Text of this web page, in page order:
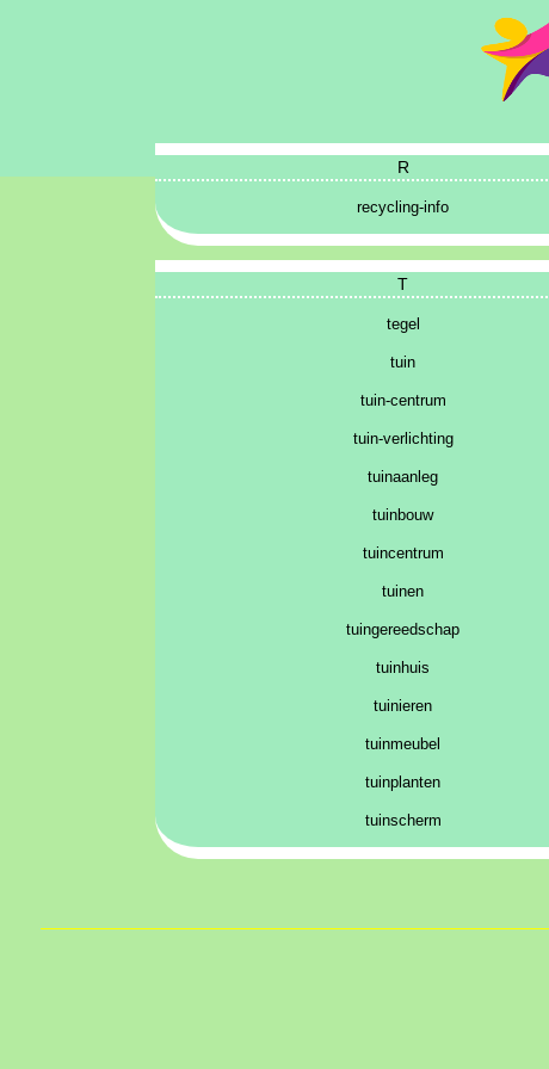
R
recycling-info
T
tegel
tuin
tuin-centrum
tuin-verlichting
tuinaanleg
tuinbouw
tuincentrum
tuinen
tuingereedschap
tuinhuis
tuinieren
tuinmeubel
tuinplanten
tuinscherm